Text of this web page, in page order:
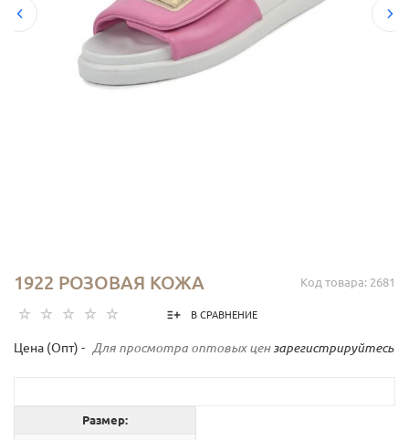
Код товара: 2681
1922 РОЗОВАЯ КОЖА
В СРАВНЕНИЕ
Цена (Опт) - Для просмотра оптовых цензарегистрируйтесь
Размер: